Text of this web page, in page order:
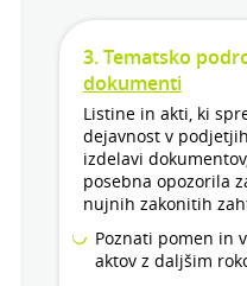
3. Tematsko
dokumenti
Listine in akti, ki
dejavnost v
izdelavi
posebna opozorila
nujnih zakonitih
Poznati pomen in
aktov z daljšim